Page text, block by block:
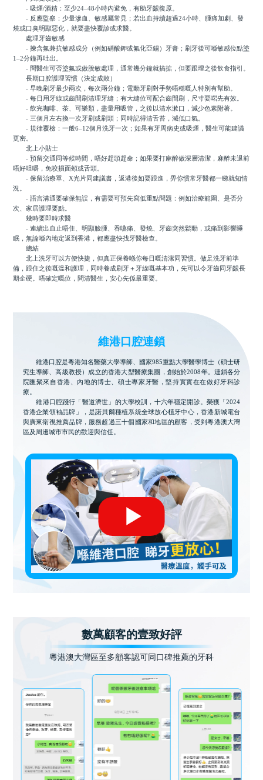
- 吸煙/酒精：至少24–48小時內避免，有助牙齦復原。
- 反應監察：少量滲血、敏感屬常見；若出血持續超過24小時、腫痛加劇、發
燒或口臭明顯惡化，就要盡快覆診或求醫。
處理牙齒敏感
- 揀含氟兼抗敏感成分（例如硝酸鉀或氟化亞錫）牙膏；刷牙後可喺敏感位點塗
1–2分鐘再吐出。
- 問醫生可否塗氟或做脫敏處理，通常幾分鐘就搞掂，但要跟埋之後飲食指引。
長期口腔護理習慣（決定成敗）
- 早晚刷牙最少兩次，每次兩分鐘；電動牙刷對手勢唔穩嘅人特別有幫助。
- 每日用牙線或齒間刷清理牙縫；有大縫位可配合齒間刷，尺寸要啱先有效。
- 飲完咖啡、茶、可樂類，盡量用吸管，之後以清水漱口，減少色素附著。
- 三個月左右換一次牙刷或刷頭；同時記得清舌苔，減低口氣。
- 規律覆檢：一般6–12個月洗牙一次；如果有牙周病史或吸煙，醫生可能建議
更密。
北上小貼士
- 預留交通同等候時間，唔好趕頭趕命；如果要打麻醉做深層清潔，麻醉未退前
唔好咀嚼，免咬損面頰或舌頭。
- 保留治療單、X光片同建議書，返港後如要跟進，畀你慣常牙醫都一睇就知情
況。
- 語言溝通要確保無誤，有需要可預先寫低重點問題：例如治療範圍、是否分
次、家居護理要點。
幾時要即時求醫
- 連續出血止唔住、明顯臉腫、吞嚥痛、發燒、牙齒突然鬆動，或痛到影響睡
眠，無論喺內地定返到香港，都應盡快找牙醫檢查。
總結
北上洗牙可以方便快捷，但真正保養喺你每日嘅清潔同習慣。做足洗牙前準
備，跟住之後嘅溫和護理，同時養成刷牙＋牙線嘅基本功，先可以令牙齒同牙齦長
期企硬。唔確定嘅位，問清醫生，安心先係最重要。
維港口腔連鎖
維港口腔是粵港知名醫藥大學導師、國家985重點大學醫學博士（碩士研
究生導師、高級教授）成立的香港大型醫療集團，創始於2008年。連鎖各分
院匯聚來自香港、內地的博士、碩士專家牙醫，堅持實實在在做好牙科診
療。
維港口腔踐行「醫道濟世」的大學校訓，十六年穩定開診。榮獲「2024
香港企業領袖品牌」，是諾貝爾種植系統全球放心植牙中心，香港新城電台
與廣東衛視推薦品牌，服務超過三十個國家和地區的顧客，受到粵港澳大灣
區及周邊城市市民的歡迎與信任。
數萬顧客的壹致好評
粵港澳大灣區至多顧客認可同口碑推薦的牙科